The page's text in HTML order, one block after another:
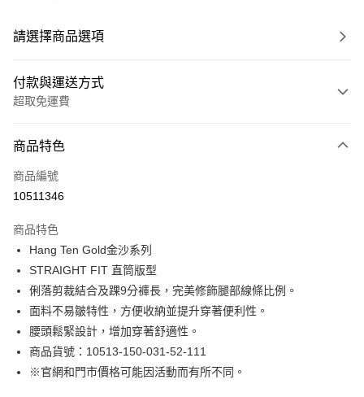
請選擇商品選項
付款與運送方式
超取免運費
信用卡一次付款
LINE Pay
街口支付
悠遊付
Google Pay
貨到付款
運送方式
商品特色
商品編號
10511346
商品特色
Hang Ten Gold金沙系列
STRAIGHT FIT 直筒版型
俐落剪裁結合及踝9分褲長，完美修飾腿部線條比例。
面料不易皺特性，方便收納並提升穿著便利性。
腰頭鬆緊設計，增加穿著舒適性。
商品貨號：10513-150-031-52-111
※官網和門市價格可能因活動而有所不同。